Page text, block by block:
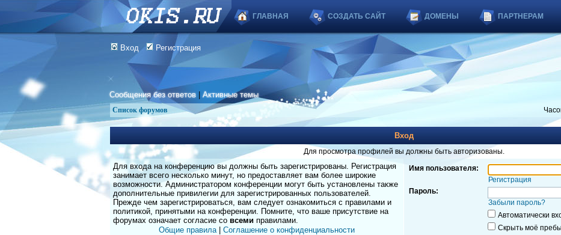
ГЛАВНАЯ СОЗДАТЬ САЙТ ДОМЕНЫ ПАРТНЕРАМ
Вход Регистрация
Сообщения без ответов |Активные темы
Список форумов
Вход
Для просмотра профилей вы должны быть авторизованы.
Для входа на конференцию вы должны быть зарегистрированы. Регистрация
занимает всего несколько минут, но предоставляет вам более широкие
возможности. Администратором конференции могут быть установлены также
дополнительные привилегии для зарегистрированных пользователей.
Прежде чем зарегистрироваться, вам следует ознакомиться с правилами и
политикой, принятыми на конференции. Помните, что ваше присутствие на
форумах означает согласие со всеми правилами.
Общие правила| Соглашение о конфиденциальности
Имя пользователя:
Регистрация
Пароль:
Забыли пароль?
Автоматически
Скрыть моё